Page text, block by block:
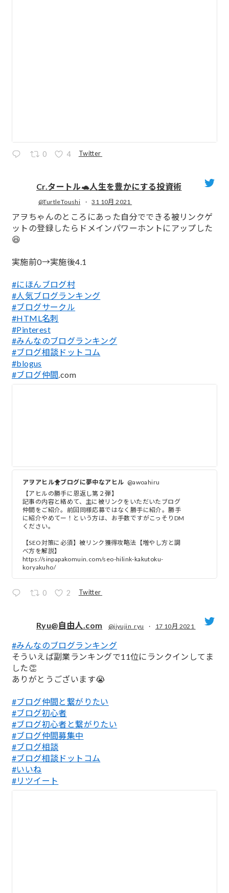
0 4 Twitter
Cr.タートル🐢人生を豊かにする投資術
@TurtleToushi · 31 10月 2021
アヲちゃんのところにあった自分でできる被リンクゲ
ットの登録したらドメインパワーホントにアップした
😆
実施前0→実施後4.1
#にほんブログ村
#人気ブログランキング
#ブログサークル
#HTML名刺
#Pinterest
#みんなのブログランキング
#ブログ相談ドットコム
#blogus
#ブログ仲間.com
アヲアヒル🐥ブログに夢中なアヒル @awoahiru
【アヒルの勝手に恩返し第２弾】
記事の内容と絡めて、主に被リンクをいただいたブログ
仲間をご紹介。前回同様応募ではなく勝手に紹介。勝手
に紹介やめてー！という方は、お手数ですがこっそりDM
ください。
【SEO対策に必須】被リンク獲得攻略法【増やし方と調
べ方を解説】
https://sinpapakomuin.com/seo-hilink-kakutoku-
koryakuho/
0 2 Twitter
;
Ryu@自由人.com @jiyujin_ryu · 17 10月 2021
#みんなのブログランキング
そういえば副業ランキングで11位にランクインしてま
した👏
ありがとうございます😭
#ブログ仲間と繋がりたい
#ブログ初心者
#ブログ初心者と繋がりたい
#ブログ仲間募集中
#ブログ相談
#ブログ相談ドットコム
#いいね
#リツイート